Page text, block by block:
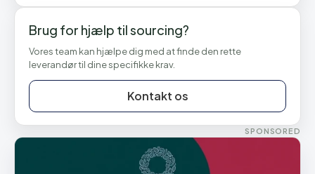
Brug for hjælp til sourcing?
Vores team kan hjælpe dig med at finde den rette
leverandør til dine specifikke krav.
Kontakt os
SPONSORED